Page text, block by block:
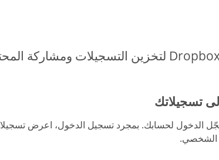
الدخول لحسابك. بمجرد تسجيل الدخول، اعرض
الشخصي.